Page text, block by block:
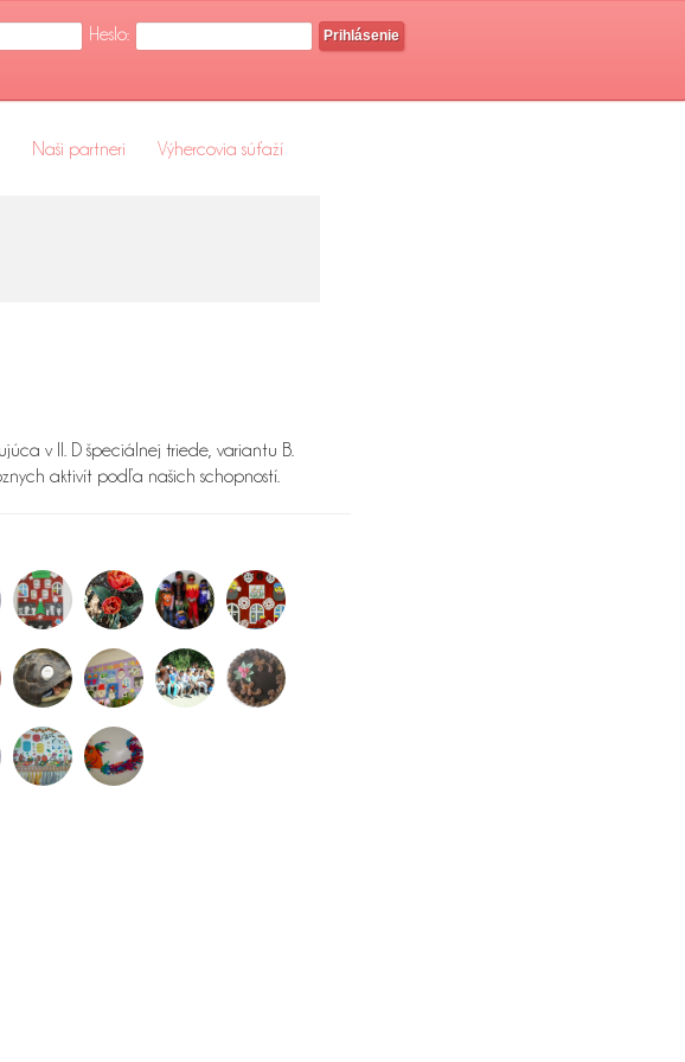
Heslo:
Prihlásenie
Naši partneri Výhercovia súťaží
v II. D špeciálnej triede, variantu B.
aktivít podľa našich schopností.